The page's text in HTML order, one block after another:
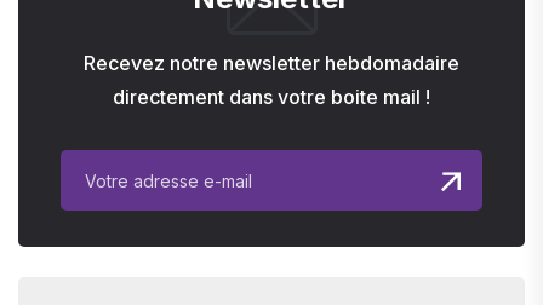
Recevez notre newsletter hebdomadaire
directement dans votre boite mail !